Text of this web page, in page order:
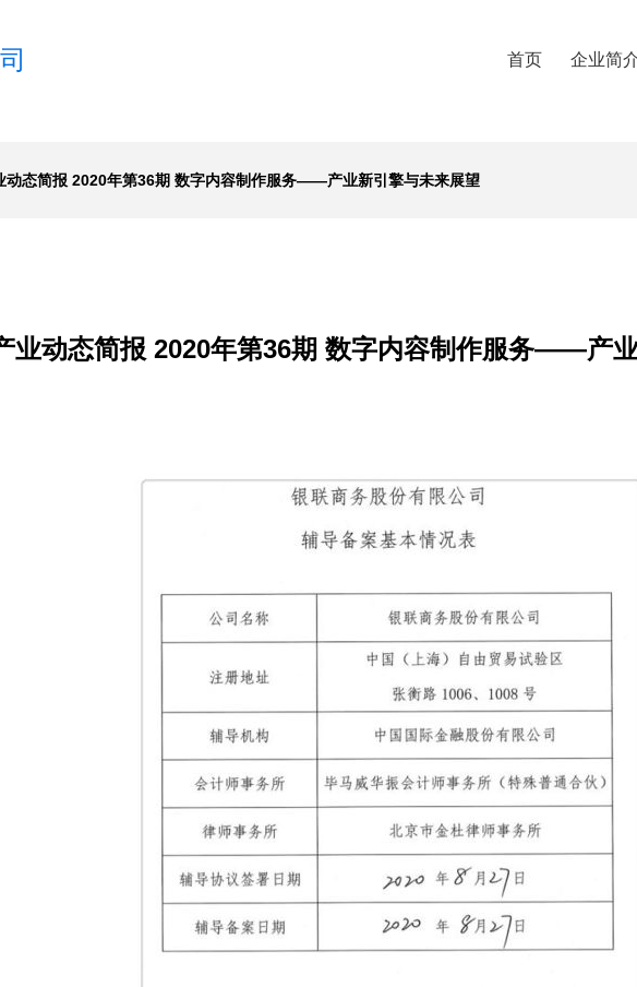
首页 企业简
动态简报 2020年第36期 数字内容制作服务——产业新引擎与未来展望
业动态简报 2020年第36期 数字内容制作服务——产